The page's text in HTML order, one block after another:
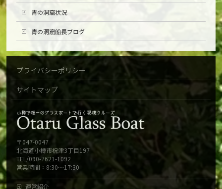
青の洞窟状況
青の洞窟船長ブログ
プライバシーポリシー
サイトマップ
〒047-0047
北海道小樽市祝津3丁目197
TEL/090-7621-1092
営業時間：8:30～17:30
運営紹介